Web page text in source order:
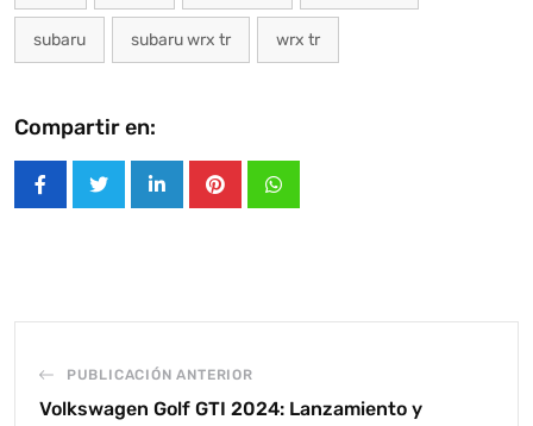
subaru subaru wrx tr wrx tr
Compartir en:
LinkedInPinterestWhatsapp
PUBLICACIÓN ANTERIOR
Volkswagen Golf GTI 2024: Lanzamiento y